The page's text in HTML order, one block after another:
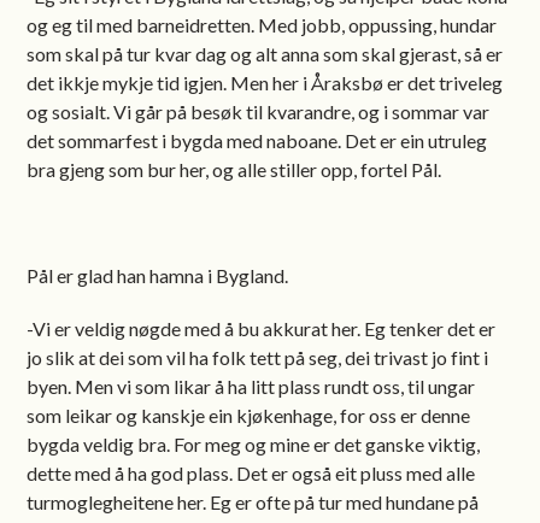
og eg til med barneidretten. Med jobb, oppussing, hundar
som skal på tur kvar dag og alt anna som skal gjerast, så er
det ikkje mykje tid igjen. Men her i Åraksbø er det triveleg
og sosialt. Vi går på besøk til kvarandre, og i sommar var
det sommarfest i bygda med naboane. Det er ein utruleg
bra gjeng som bur her, og alle stiller opp, fortel Pål.
Pål er glad han hamna i Bygland.
-Vi er veldig nøgde med å bu akkurat her. Eg tenker det er
jo slik at dei som vil ha folk tett på seg, dei trivast jo fint i
byen. Men vi som likar å ha litt plass rundt oss, til ungar
som leikar og kanskje ein kjøkenhage, for oss er denne
bygda veldig bra. For meg og mine er det ganske viktig,
dette med å ha god plass. Det er også eit pluss med alle
turmoglegheitene her. Eg er ofte på tur med hundane på